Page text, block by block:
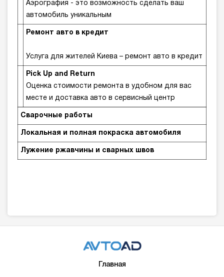
Аэрография - это возможность сделать ваш
автомобиль уникальным
Ремонт авто в кредит
Услуга для жителей Киева – ремонт авто в кредит
Pick Up and Return
Оценка стоимости ремонта в удобном для вас
месте и доставка авто в сервисный центр
Сварочные работы
Локальная и полная покраска автомобиля
Лужение ржавчины и сварных швов
Главная